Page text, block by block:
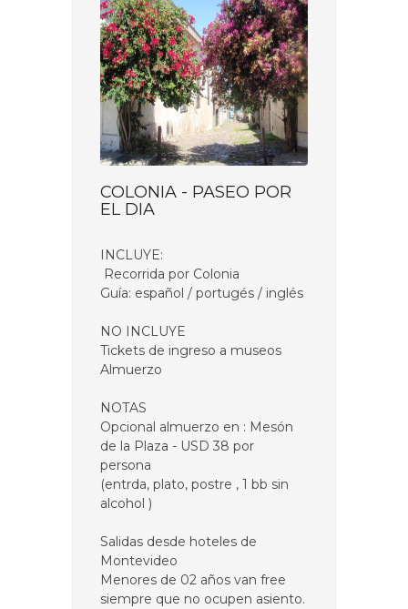
COLONIA - PASEO POR
EL DIA
INCLUYE:
Recorrida por Colonia
Guía: español / portugés / inglés
NO INCLUYE
Tickets de ingreso a museos
Almuerzo
NOTAS
Opcional almuerzo en : Mesón
de la Plaza - USD 38 por
persona
(entrda, plato, postre , 1 bb sin
alcohol )
Salidas desde hoteles de
Montevideo
Menores de 02 años van free
siempre que no ocupen asiento.